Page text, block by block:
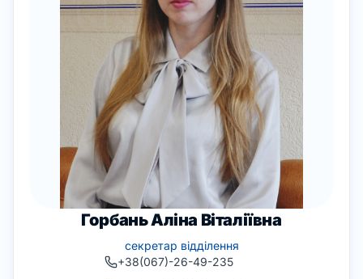
Горбань Аліна Віталіївна
секретар відділення
+38(067)-26-49-235